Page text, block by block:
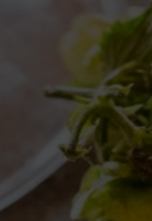
MILANO
11/10/2018